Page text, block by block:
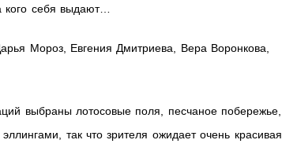
себя выдают…
Мороз, Евгения Дмитриева, Вера Воронкова,
выбраны лотосовые поля, песчаное побережье,
так что зрителя ожидает очень красивая